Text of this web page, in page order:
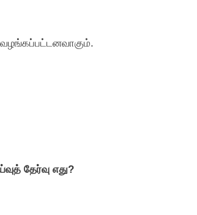
தேர்வு எது?